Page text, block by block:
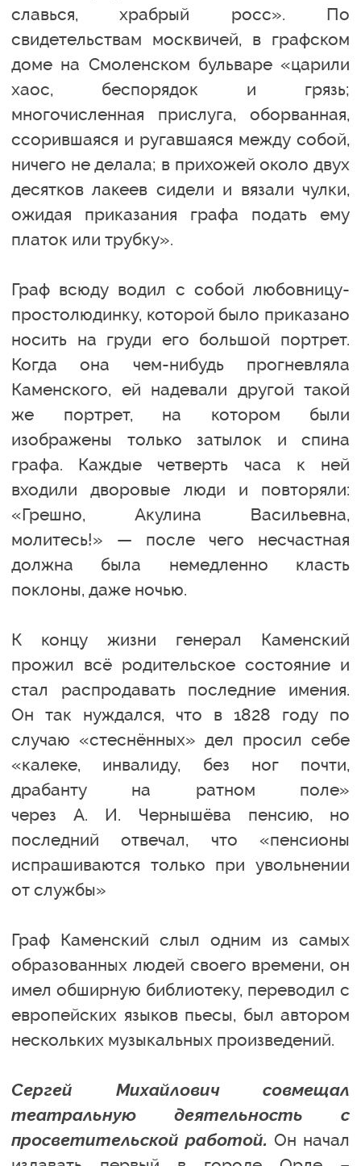
славься, храбрый росс». По
свидетельствам москвичей, в графском
доме на Смоленском бульваре «царили
хаос, беспорядок и грязь;
многочисленная прислуга, оборванная,
ссорившаяся и ругавшаяся между собой,
ничего не делала; в прихожей около двух
десятков лакеев сидели и вязали чулки,
ожидая приказания графа подать ему
платок или трубку».
Граф всюду водил с собой любовницу-
простолюдинку, которой было приказано
носить на груди его большой портрет.
Когда она чем-нибудь прогневляла
Каменского, ей надевали другой такой
же портрет, на котором были
изображены только затылок и спина
графа. Каждые четверть часа к ней
входили дворовые люди и повторяли:
«Грешно, Акулина Васильевна,
молитесь!» — после чего несчастная
должна была немедленно класть
поклоны, даже ночью.
К концу жизни генерал Каменский
прожил всё родительское состояние и
стал распродавать последние имения.
Он так нуждался, что в 1828 году по
случаю «стеснённых» дел просил себе
«калеке, инвалиду, без ног почти,
драбанту на ратном поле»
через А. И. Чернышёва пенсию, но
последний отвечал, что «пенсионы
испрашиваются только при увольнении
от службы»
Граф Каменский слыл одним из самых
образованных людей своего времени, он
имел обширную библиотеку, переводил с
европейских языков пьесы, был автором
нескольких музыкальных произведений.
Сергей Михайлович совмещал
театральную деятельность с
просветительской работой. Он начал